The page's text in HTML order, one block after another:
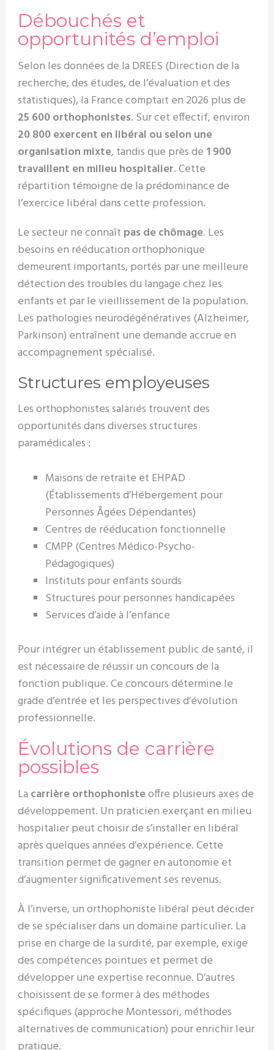
Débouchés et
opportunités d’emploi
Selon les données de la DREES (Direction de la
recherche, des études, de l’évaluation et des
statistiques), la France comptait en 2026 plus de
25 600 orthophonistes. Sur cet effectif, environ
20 800 exercent en libéral ou selon une
organisation mixte, tandis que près de 1 900
travaillent en milieu hospitalier. Cette
répartition témoigne de la prédominance de
l’exercice libéral dans cette profession.
Le secteur ne connaît pas de chômage. Les
besoins en rééducation orthophonique
demeurent importants, portés par une meilleure
détection des troubles du langage chez les
enfants et par le vieillissement de la population.
Les pathologies neurodégénératives (Alzheimer,
Parkinson) entraînent une demande accrue en
accompagnement spécialisé.
Structures employeuses
Les orthophonistes salariés trouvent des
opportunités dans diverses structures
paramédicales :
Maisons de retraite et EHPAD
(Établissements d’Hébergement pour
Personnes Âgées Dépendantes)
Centres de rééducation fonctionnelle
CMPP (Centres Médico-Psycho-
Pédagogiques)
Instituts pour enfants sourds
Structures pour personnes handicapées
Services d’aide à l’enfance
Pour intégrer un établissement public de santé, il
est nécessaire de réussir un concours de la
fonction publique. Ce concours détermine le
grade d’entrée et les perspectives d’évolution
professionnelle.
Évolutions de carrière
possibles
La carrière orthophonisteoffre plusieurs axes de
développement. Un praticien exerçant en milieu
hospitalier peut choisir de s’installer en libéral
après quelques années d’expérience. Cette
transition permet de gagner en autonomie et
d’augmenter significativement ses revenus.
À l’inverse, un orthophoniste libéral peut décider
de se spécialiser dans un domaine particulier. La
prise en charge de la surdité, par exemple, exige
des compétences pointues et permet de
développer une expertise reconnue. D’autres
choisissent de se former à des méthodes
spécifiques (approche Montessori, méthodes
alternatives de communication) pour enrichir leur